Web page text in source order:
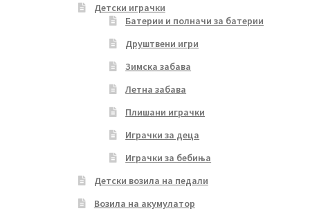
Детски играчки
Батерии и полначи за батерии
Друштвени игри
Зимска забава
Летна забава
Плишани играчки
Играчки за деца
Играчки за бебиња
Детски возила на педали
Возила на акумулатор